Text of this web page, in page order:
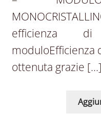
efficienza
moduloEfficienza
ottenuta grazie […]